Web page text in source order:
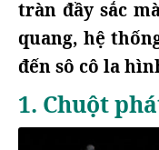
tràn đầy sắc
quang, hệ
đến sô cô la
1. Chuột